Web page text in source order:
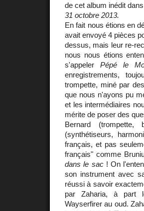
de cet album inédit
31 octobre 2013.
En fait nous étions en
avait envoyé 4 pièces
dessus, mais leur re-
nous nous étions
s'appelerPépé le
enregistrements,
trompette, miné par
que nous n'ayons pu
et les intermédiaires
mérite de poser des
Bernard
(synthétiseurs,
français, et pas
français" comme
dans le sac! On
son instrument avec
réussi à savoir
par Zaharia, à part
Wayserfirer au oud.